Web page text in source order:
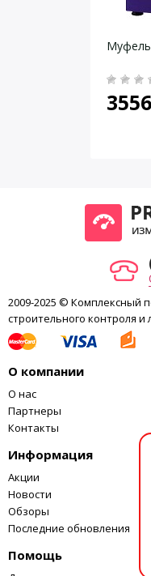
2009-2025 © Комплексный
строительного контроля
О компании
О нас
Партнеры
Контакты
Информация
Акции
Новости
Обзоры
Последние обновления
Помощь